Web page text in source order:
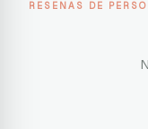
RESENAS DE